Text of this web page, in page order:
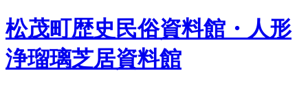
松茂町歴史民俗資料館・人形
浄瑠璃芝居資料館